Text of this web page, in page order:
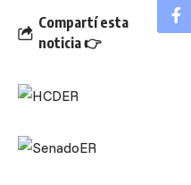
Compartí esta
noticia 👉